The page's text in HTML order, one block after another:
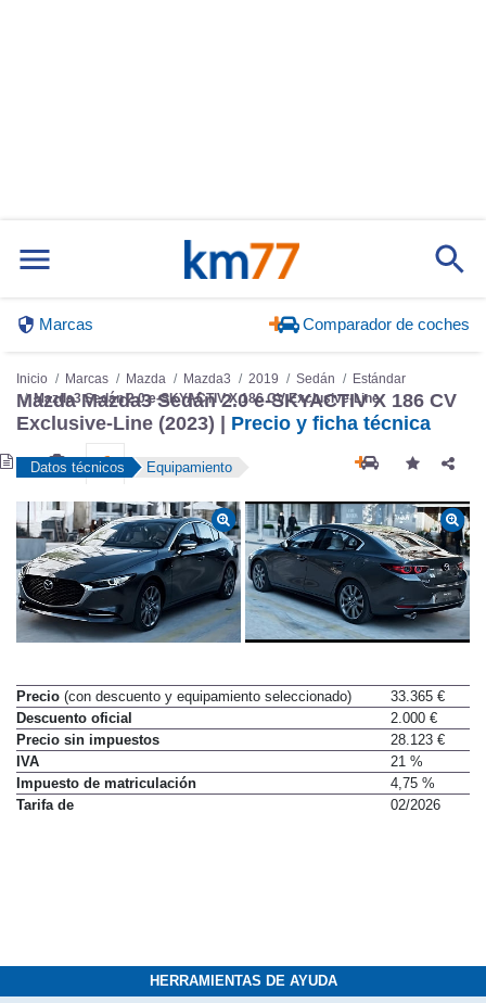
Marcas Comparador de coches
Inicio Marcas Mazda Mazda3 2019 Sedán
Estándar
Mazda3 Sedán 2.0 e-SKYACTIV X 186 CV Exclusive-Line
Mazda Mazda3 Sedán 2.0 e-SKYACTIV X 186 CV
Exclusive-Line (2023) | Precio y ficha técnica
Datos técnicos Equipamiento
Precio (con descuento y equipamiento seleccionado)
33.365 €
Descuento oficial
2.000 €
Precio sin impuestos
28.123 €
IVA
21 %
Impuesto de matriculación
4,75 %
Tarifa de
02/2026
HERRAMIENTAS DE AYUDA